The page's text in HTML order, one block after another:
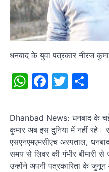
धनबाद के युवा पत्रकार नीरज
WhatsApp
Dhanbad News: धनबाद के
कुमार अब इस दुनिया में नहीं रहे।
एसएनएमएमसीएच अस्पताल,
समय से लिवर की गंभीर बीमारी
उन्होंने अपनी पत्रकारिता के